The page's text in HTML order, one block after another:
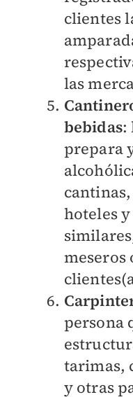
clientes
las
bebidas:
prepara
hoteles
meseros
persona
tarimas,
y otras